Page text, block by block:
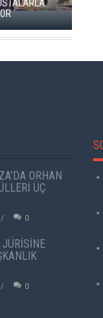
SARNICI'NDA "DÜN İLE
SERGİSİ
ORHAN
ÜÇ
0
0